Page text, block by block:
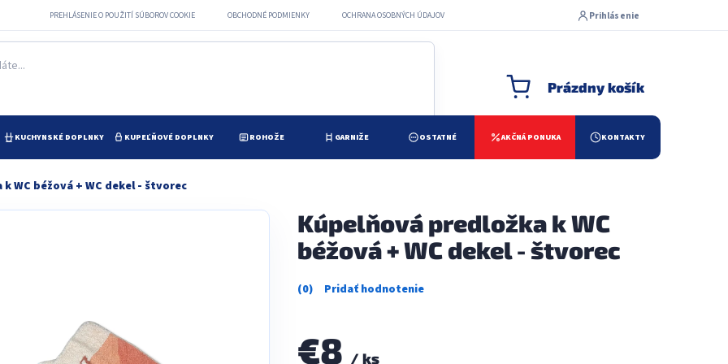
PREHLÁSENIE O POUŽITÍ SÚBOROV COOKIE OBCHODNÉ PODMIENKY OCHRANA OSOBNÝCH ÚDAJOV Prihlásenie
NÁKUPNÝ KOŠÍK
Prázdny košík
KUCHYNSKÉ DOPLNKY KUPEĽŇOVÉ DOPLNKY ROHOŽE GARNIŽE OSTATNÉ AKČNÁ PONUKA KONTAKTY
WC béžová + WC dekel - štvorec
Kúpelňová predložka k WC
béžová + WC dekel - štvorec
Priemerné
0,0
z
€8 / ks